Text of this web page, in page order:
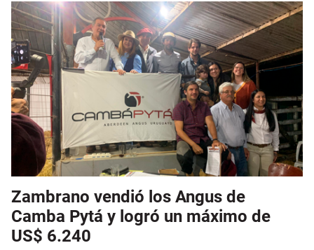
Zambrano vendió los Angus de
Camba Pytá y logró un máximo de
US$ 6.240